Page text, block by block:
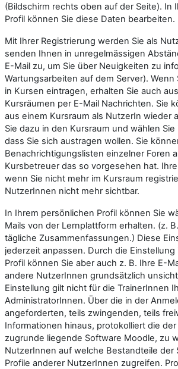
(Bildschirm rechts oben auf der Seite). In
Profil können Sie diese Daten bearbeiten.
Mit Ihrer Registrierung werden Sie als
senden Ihnen in unregelmässigen
E-Mail zu, um Sie über Neuigkeiten zu
Wartungsarbeiten auf dem Server). Wenn
in Kursen eintragen, erhalten Sie auch
Kursräumen per E-Mail Nachrichten. Sie
aus einem Kursraum als NutzerIn wieder
Sie dazu in den Kursraum und wählen
dass Sie sich austragen wollen. Sie
Benachrichtigungslisten einzelner Foren
Kursbetreuer das so vorgesehen hat.
wenn Sie nicht mehr im Kursraum
NutzerInnen nicht mehr sichtbar.
In Ihrem persönlichen Profil können Sie
Mails von der Lernplattform erhalten. (z.
tägliche Zusammenfassungen.) Diese
jederzeit anpassen. Durch die
Profil können Sie aber auch z. B. Ihre E-
andere NutzerInnen grundsätzlich
Einstellung gilt nicht für die TrainerInnen
AdministratorInnen. Über die in der
angeforderten, teils zwingenden, teils
Informationen hinaus, protokolliert die
zugrunde liegende Software Moodle, zu
NutzerInnen auf welche Bestandteile der
Profile anderer NutzerInnen zugreifen.